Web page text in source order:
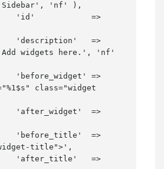
'Sidebar', 'nf' ),
'Add widgets here.', 'nf'
class="widget
title">',